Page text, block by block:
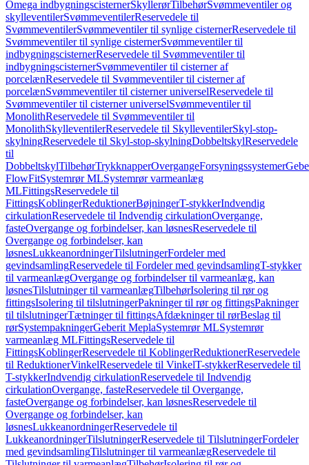
Omega indbygningscisternerSkyllerørTilbehørSvømmeventiler og
skylleventilerSvømmeventilerReservedele til
SvømmeventilerSvømmeventiler til synlige cisternerReservedele til
Svømmeventiler til synlige cisternerSvømmeventiler til
indbygningscisternerReservedele til Svømmeventiler til
indbygningscisternerSvømmeventiler til cisterner af
porcelænReservedele til Svømmeventiler til cisterner af
porcelænSvømmeventiler til cisterner universelReservedele til
Svømmeventiler til cisterner universelSvømmeventiler til
MonolithReservedele til Svømmeventiler til
MonolithSkylleventilerReservedele til SkylleventilerSkyl-stop-
skylningReservedele til Skyl-stop-skylningDobbeltskylReservedele
til
DobbeltskylTilbehørTrykknapperOvergangeForsyningssystemer
FlowFitSystemrør MLSystemrør varmeanlæg
MLFittingsReservedele til
FittingsKoblingerReduktionerBøjningerT-stykkerIndvendig
cirkulationReservedele til Indvendig cirkulationOvergange,
fasteOvergange og forbindelser, kan løsnesReservedele til
Overgange og forbindelser, kan
løsnesLukkeanordningerTilslutningerFordeler med
gevindsamlingReservedele til Fordeler med gevindsamlingT-stykker
til varmeanlægOvergange og forbindelser til varmeanlæg, kan
løsnesTilslutninger til varmeanlægTilbehørIsolering til rør og
fittingsIsolering til tilslutningerPakninger til rør og fittingsPakninger
til tilslutningerTætninger til fittingsAfdækninger til rørBeslag til
rørSystempakningerGeberit MeplaSystemrør MLSystemrør
varmeanlæg MLFittingsReservedele til
FittingsKoblingerReservedele til KoblingerReduktionerReservedele
til ReduktionerVinkelReservedele til VinkelT-stykkerReservedele til
T-stykkerIndvendig cirkulationReservedele til Indvendig
cirkulationOvergange, fasteReservedele til Overgange,
fasteOvergange og forbindelser, kan løsnesReservedele til
Overgange og forbindelser, kan
løsnesLukkeanordningerReservedele til
LukkeanordningerTilslutningerReservedele til TilslutningerFordeler
med gevindsamlingTilslutninger til varmeanlægReservedele til